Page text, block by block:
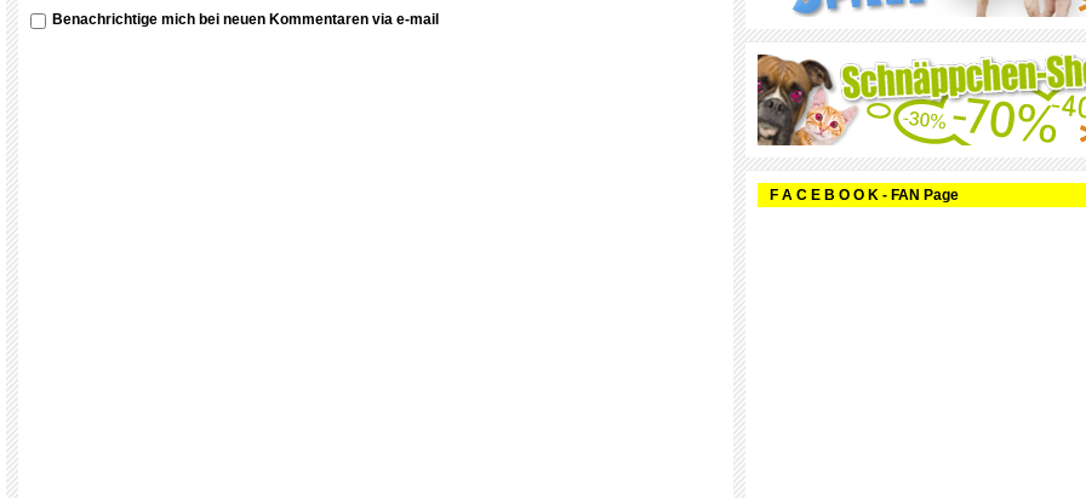
Benachrichtige mich bei neuen Kommentaren via e-mail
F A C E B O O K - FAN Page